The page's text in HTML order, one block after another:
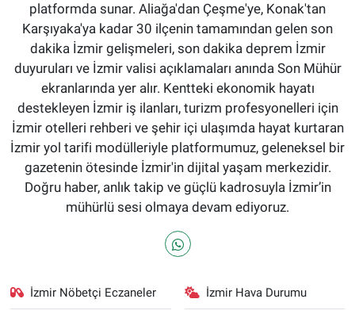
platformda sunar. Aliağa'dan Çeşme'ye, Konak'tan
Karşıyaka'ya kadar 30 ilçenin tamamından gelen son
dakika İzmir gelişmeleri, son dakika deprem İzmir
duyuruları ve İzmir valisi açıklamaları anında Son Mühür
ekranlarında yer alır. Kentteki ekonomik hayatı
destekleyen İzmir iş ilanları, turizm profesyonelleri için
İzmir otelleri rehberi ve şehir içi ulaşımda hayat kurtaran
İzmir yol tarifi modülleriyle platformumuz, geleneksel bir
gazetenin ötesinde İzmir'in dijital yaşam merkezidir.
Doğru haber, anlık takip ve güçlü kadrosuyla İzmir’in
mühürlü sesi olmaya devam ediyoruz.
İzmir Nöbetçi Eczaneler İzmir Hava Durumu